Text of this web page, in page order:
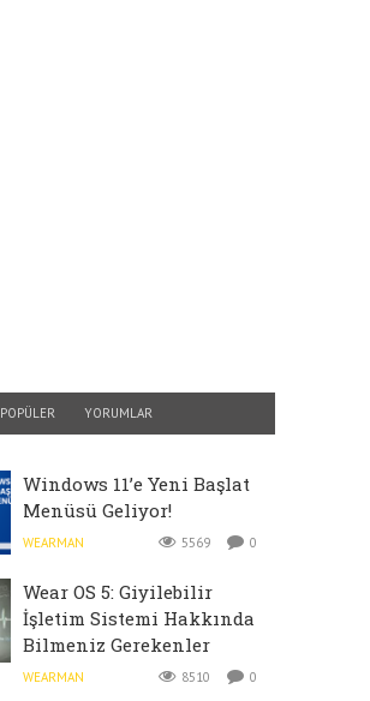
POPÜLER YORUMLAR
Windows 11’e Yeni Başlat
Menüsü Geliyor!
WEARMAN 5569 0
Wear OS 5: Giyilebilir
İşletim Sistemi Hakkında
Bilmeniz Gerekenler
WEARMAN 8510 0